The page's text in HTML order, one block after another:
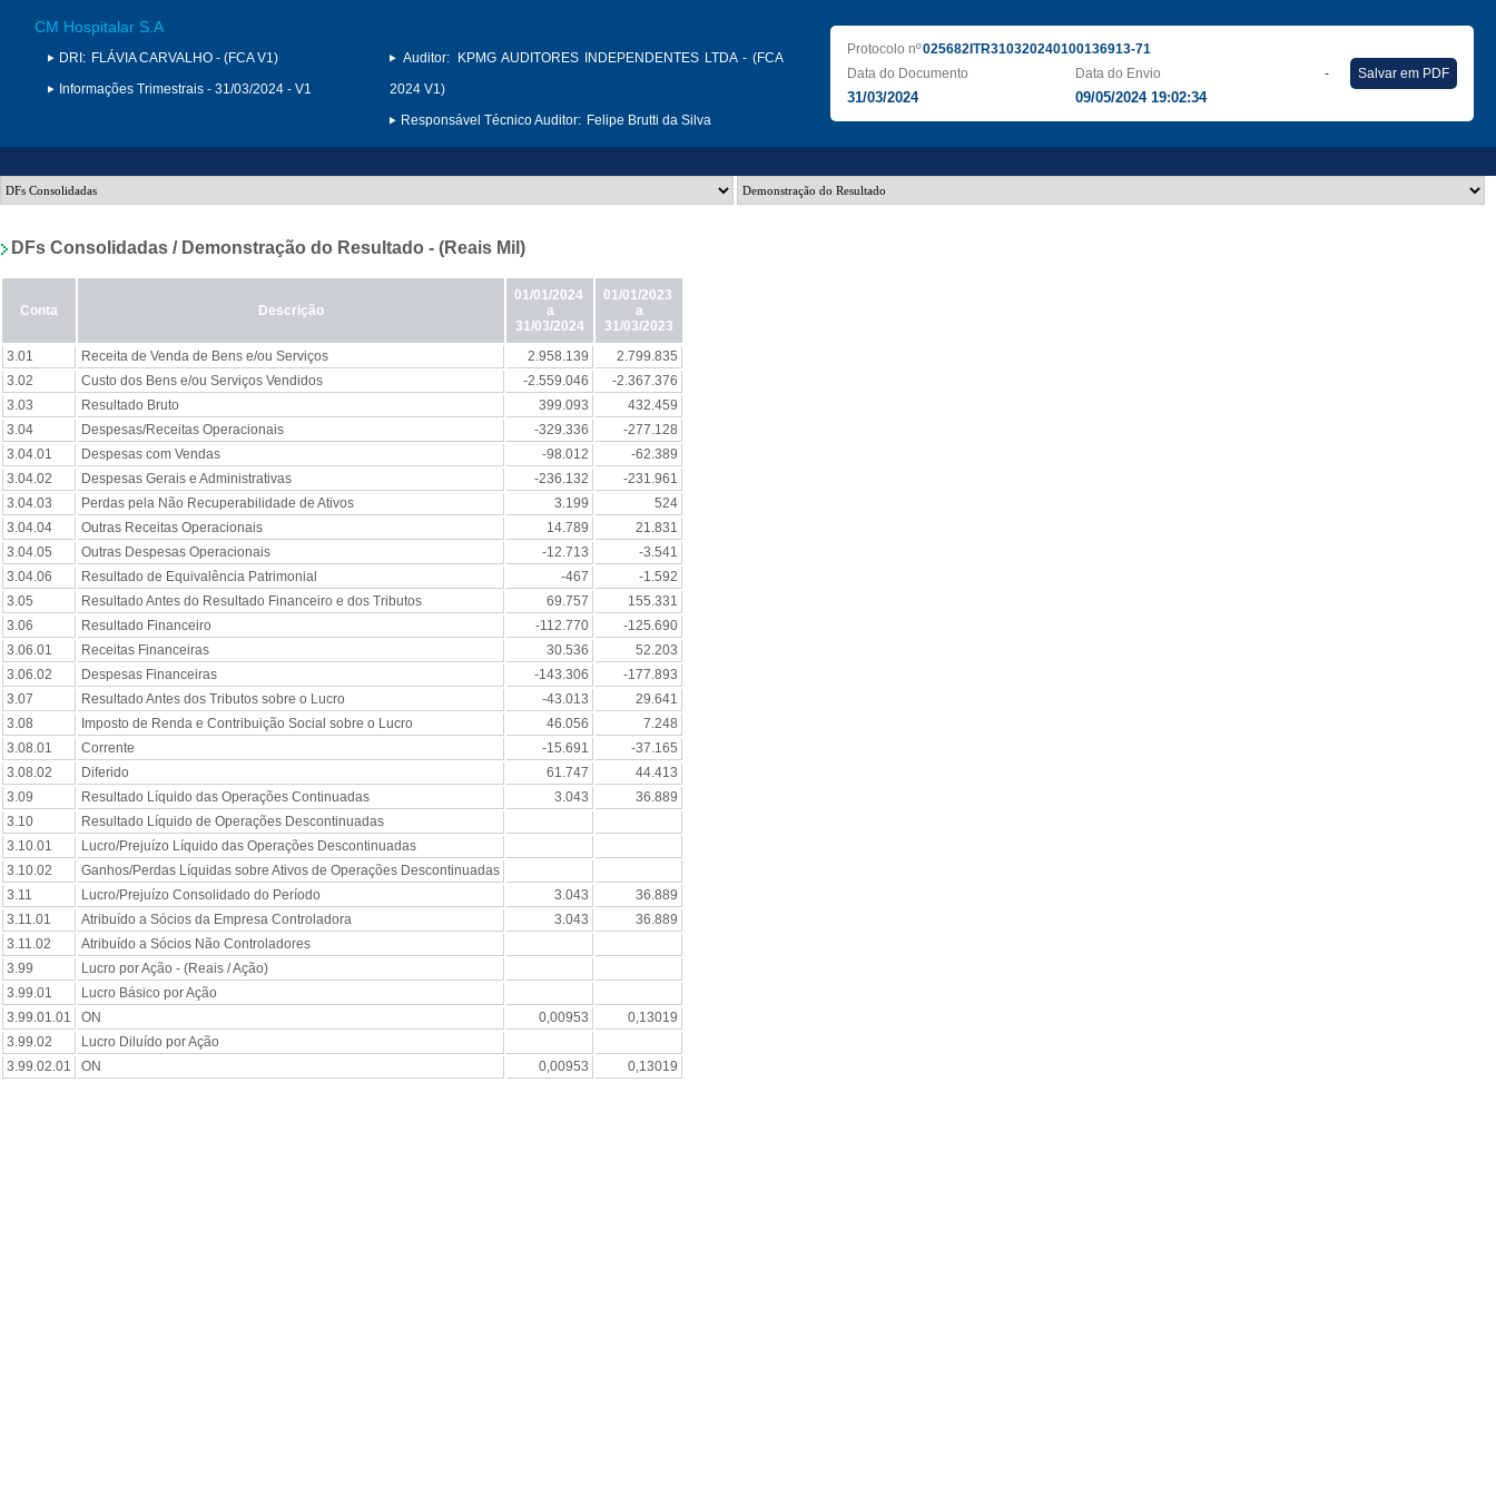
CM Hospitalar S.A
DRI: FLÁVIA CARVALHO - (FCA V1)
Informações Trimestrais - 31/03/2024 - V1
Auditor:
KPMG AUDITORES INDEPENDENTES LTDA - (FCA
2024 V1)
Responsável Técnico Auditor: Felipe Brutti da Silva
Protocolo nº025682ITR310320240100136913-71
Data do Documento
31/03/2024
Data do Envio
09/05/2024 19:02:34
- Salvar em PDF